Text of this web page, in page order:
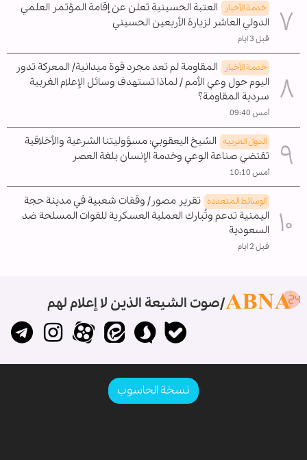
خدمة الأخبار
العتبة الحسينية تعلن عن إقامة المؤتمر العلمي
الدولي العاشر لزيارة الأربعين الحسيني
قبل 3 ايام
خدمة الأخبار
المقاومة لم تعد مجرد قوة ميدانية/ المعركة تدور
اليوم حول وعي الأمم / لماذا تستهدف وسائل الإعلام الغربية
سردية المقاومة؟
أمس 09:40
الدول العربیه الشيخ اليعقوبي: مسؤوليتنا الشرعية والأخلاقية
تقتضي صناعة الوعي وخدمة الإنسان بلغة العصر
أمس 10:10
الوسائط المتعدده تقرير مصور/ وقفات شعبية في مدينة حجة
اليمنية تدعم وتُبارك العملية العسكرية للقوات المسلحة ضد
السعودية
قبل 2 ايام
صوت الشيعة الذين لا إعلام لهم
نسخة الحاسوب